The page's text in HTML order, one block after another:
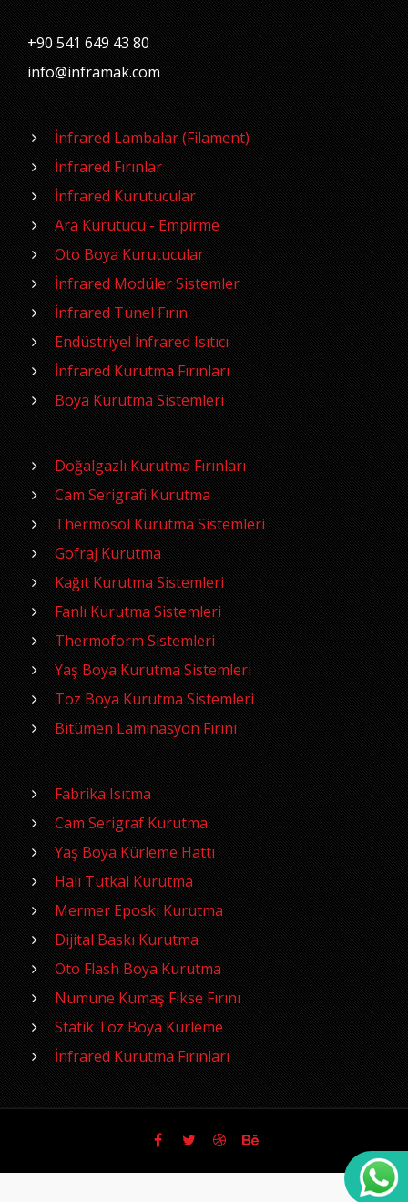
+90 541 649 43 80
info@inframak.com
İnfrared Lambalar (Filament)
İnfrared Fırınlar
İnfrared Kurutucular
Ara Kurutucu - Empirme
Oto Boya Kurutucular
İnfrared Modüler Sistemler
İnfrared Tünel Fırın
Endüstriyel İnfrared Isıtıcı
İnfrared Kurutma Fırınları
Boya Kurutma Sistemleri
Doğalgazlı Kurutma Fırınları
Cam Serigrafi Kurutma
Thermosol Kurutma Sistemleri
Gofraj Kurutma
Kağıt Kurutma Sistemleri
Fanlı Kurutma Sistemleri
Thermoform Sistemleri
Yaş Boya Kurutma Sistemleri
Toz Boya Kurutma Sistemleri
Bitümen Laminasyon Fırını
Fabrika Isıtma
Cam Serigraf Kurutma
Yaş Boya Kürleme Hattı
Halı Tutkal Kurutma
Mermer Eposki Kurutma
Dijital Baskı Kurutma
Oto Flash Boya Kurutma
Numune Kumaş Fikse Fırını
Statik Toz Boya Kürleme
İnfrared Kurutma Fırınları